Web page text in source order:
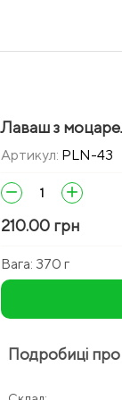
Лаваш з
Артикул: PLN-43
remove add
210.00 грн
Вага: 370 г
Подробиці